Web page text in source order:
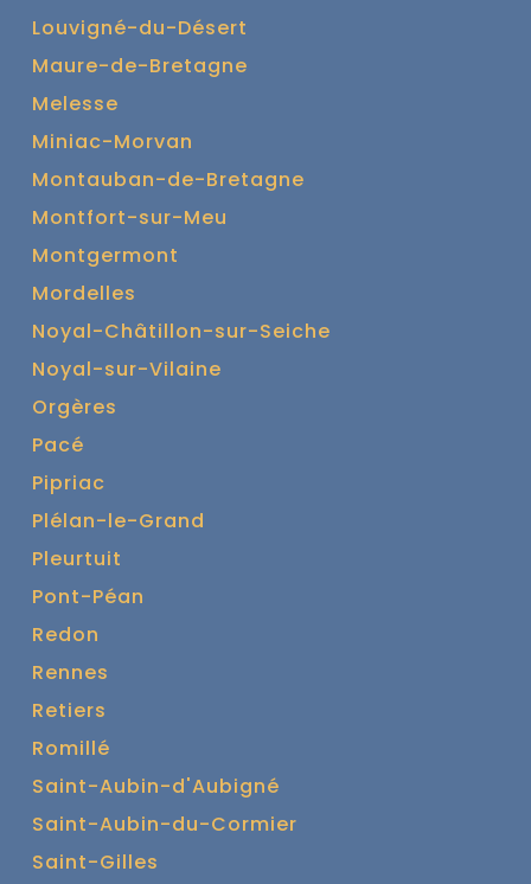
Louvigné-du-Désert
Maure-de-Bretagne
Melesse
Miniac-Morvan
Montauban-de-Bretagne
Montfort-sur-Meu
Montgermont
Mordelles
Noyal-Châtillon-sur-Seiche
Noyal-sur-Vilaine
Orgères
Pacé
Pipriac
Plélan-le-Grand
Pleurtuit
Pont-Péan
Redon
Rennes
Retiers
Romillé
Saint-Aubin-d'Aubigné
Saint-Aubin-du-Cormier
Saint-Gilles